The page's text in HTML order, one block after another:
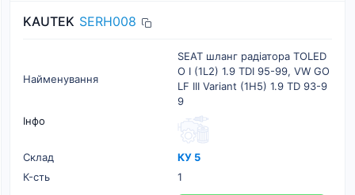
KAUTEK SERH008
Найменування
SEAT шланг радіатора TOLED
O I (1L2) 1.9 TDI 95-99, VW GO
LF III Variant (1H5) 1.9 TD 93-9
9
Інфо
Склад
КУ 5
К-cть
1